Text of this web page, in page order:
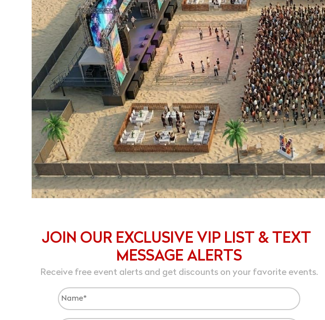
JOIN OUR EXCLUSIVE VIP LIST & TEXT
MESSAGE ALERTS
Receive free event alerts and get discounts on your favorite events.